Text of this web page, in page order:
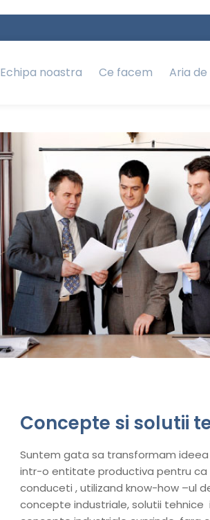
Echipa noastra Ce facem Aria
Concepte si solutii
Suntem gata sa transformam
intr-o entitate productiva pentru ca
conduceti , utilizand know-how –ul
concepte industriale, solutii tehnice